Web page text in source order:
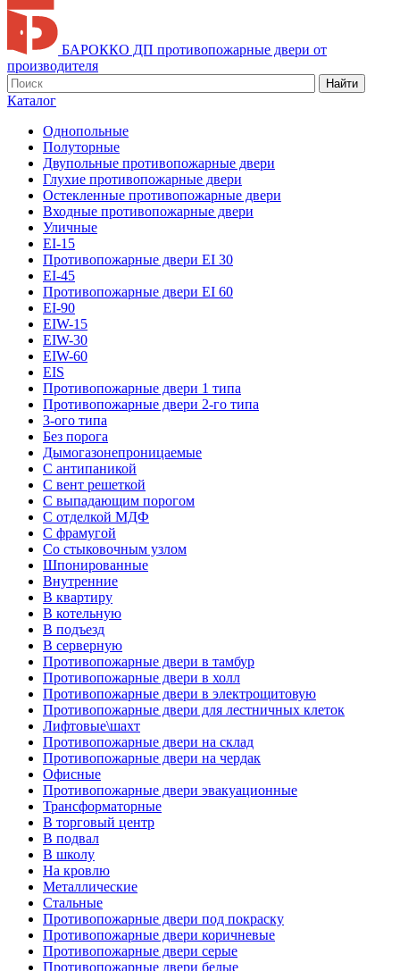
БАРОККО ДП противопожарные двери от
производителя
Найти
Каталог
Однопольные
Полуторные
Двупольные противопожарные двери
Глухие противопожарные двери
Остекленные противопожарные двери
Входные противопожарные двери
Уличные
EI-15
Противопожарные двери EI 30
EI-45
Противопожарные двери EI 60
EI-90
EIW-15
EIW-30
EIW-60
EIS
Противопожарные двери 1 типа
Противопожарные двери 2-го типа
3-ого типа
Без порога
Дымогазонепроницаемые
С антипаникой
С вент решеткой
С выпадающим порогом
С отделкой МДФ
С фрамугой
Со стыковочным узлом
Шпонированные
Внутренние
В квартиру
В котельную
В подъезд
В серверную
Противопожарные двери в тамбур
Противопожарные двери в холл
Противопожарные двери в электрощитовую
Противопожарные двери для лестничных клеток
Лифтовые\шахт
Противопожарные двери на склад
Противопожарные двери на чердак
Офисные
Противопожарные двери эвакуационные
Трансформаторные
В торговый центр
В подвал
В школу
На кровлю
Металлические
Стальные
Противопожарные двери под покраску
Противопожарные двери коричневые
Противопожарные двери серые
Противопожарные двери белые